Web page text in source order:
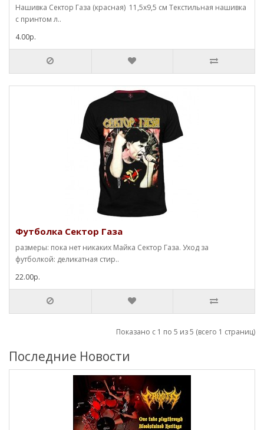
Нашивка Сектор Газа (красная) 11,5х9,5 см Текстильная нашивка
с принтом л..
4.00р.
Футболка Сектор Газа
размеры: пока нет никаких Майка Сектор Газа. Уход за
футболкой: деликатная стир..
22.00р.
Показано с 1 по 5 из 5 (всего 1 страниц)
Последние Новости